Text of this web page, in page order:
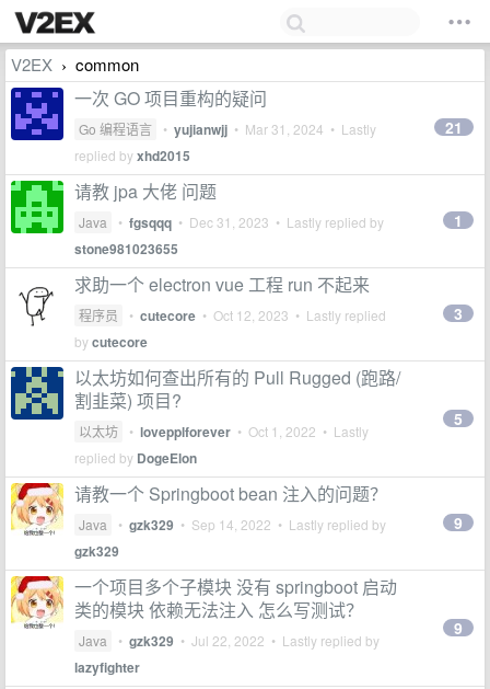
V2EX › common
一次 GO 项目重构的疑问
Go 编程语言 • yujianwjj • Mar 31, 2024 • Lastly
replied byxhd2015
21
请教 jpa 大佬 问题
Java • fgsqqq • Dec 31, 2023 • Lastly replied by
stone981023655
1
求助一个 electron vue 工程 run 不起来
程序员 • cutecore • Oct 12, 2023 • Lastly replied
bycutecore
3
以太坊如何查出所有的 Pull Rugged (跑路/
割韭菜) 项目?
以太坊 • lovepplforever • Oct 1, 2022 • Lastly
replied by DogeElon
5
请教一个 Springboot bean 注入的问题？
Java • gzk329 • Sep 14, 2022 • Lastly replied by
gzk329
9
一个项目多个子模块 没有 springboot 启动
类的模块 依赖无法注入 怎么写测试？
Java • gzk329 • Jul 22, 2022 • Lastly replied by
lazyfighter
9